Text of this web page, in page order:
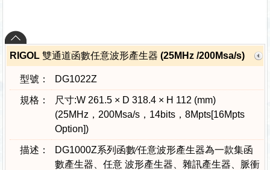
RIGOL 雙通道函數任意波形產生器 (25MHz /200Msa/s)
型號： DG1022Z
規格：
尺寸:W 261.5 × D 318.4 × H 112 (mm)
(25MHz，200Msa/s，14bits，8Mpts[16Mpts
Option])
描述：
DG1000Z系列函數∕任意波形產生器為一款集函
數產生器、任意 波形產生器、雜訊產生器、脈衝